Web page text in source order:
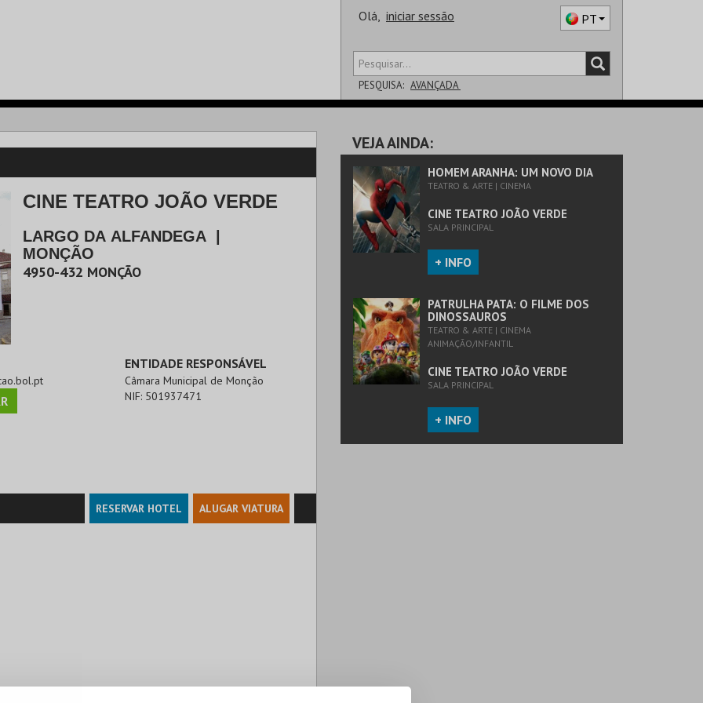
Olá, iniciar sessão PT
PESQUISA: AVANÇADA
SALA
CINE TEATRO JOÃO VERDE
LARGO DA ALFANDEGA
MONÇÃO
4950-432 MONÇÃO
ENTIDADE RESPONSÁVEL
Câmara Municipal de Monção
NIF: 501937471
RESERVAR HOTEL ALUGAR VIATURA
VEJA AINDA:
HOMEM ARANHA: UM NOVO DIA
TEATRO & ARTE | CINEMA
CINE TEATRO JOÃO VERDE
SALA PRINCIPAL
+ INFO
PATRULHA PATA: O FILME DOS
DINOSSAUROS
TEATRO & ARTE | CINEMA
ANIMAÇÃO/INFANTIL
CINE TEATRO JOÃO VERDE
SALA PRINCIPAL
+ INFO